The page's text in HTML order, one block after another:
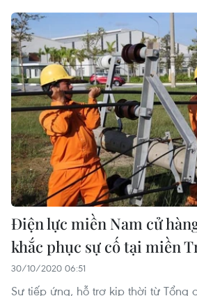
Điện lực miền Nam cử
khắc phục sự cố tại miền
30/10/2020 06:51
Sự tiếp ứng, hỗ trợ kịp thời từ Tổng